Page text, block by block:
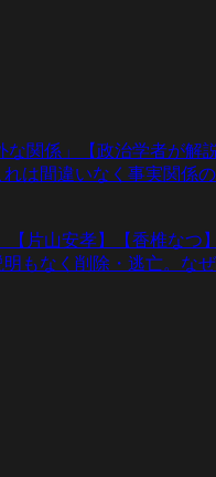
係」【政治学者が解
は間違いなく事実関
片山安孝】【香椎なつ
もなく削除・逃亡。な